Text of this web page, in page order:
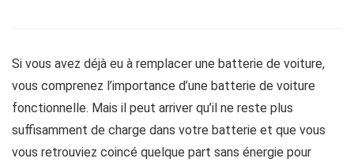
Si vous avez déjà eu à remplacer une batterie de voiture,
vous comprenez l’importance d’une batterie de voiture
fonctionnelle. Mais il peut arriver qu’il ne reste plus
suffisamment de charge dans votre batterie et que vous
vous retrouviez coincé quelque part sans énergie pour